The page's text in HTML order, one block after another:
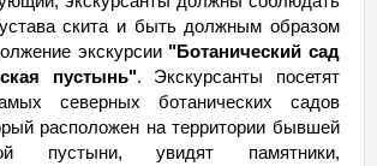
скита и быть должным образом
экскурсии "Ботанический сад
пустынь". Экскурсанты посетят
северных ботанических садов
расположен на территории бывшей
пустыни, увидят памятники,